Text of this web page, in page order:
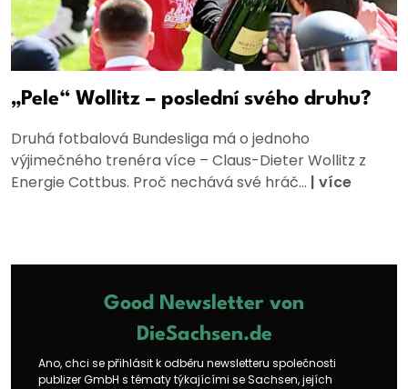
„Pele“ Wollitz – poslední svého druhu?
Druhá fotbalová Bundesliga má o jednoho
výjimečného trenéra více – Claus-Dieter Wollitz z
Energie Cottbus. Proč nechává své hráč... | více
Good Newsletter von
DieSachsen.de
Ano, chci se přihlásit k odběru newsletteru společnosti
publizer GmbH s tématy týkajícími se Sachsen, jejích